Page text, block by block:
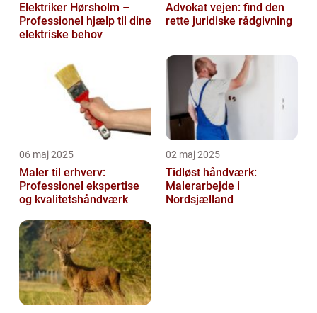
Elektriker Hørsholm –
Professionel hjælp til dine
elektriske behov
Advokat vejen: find den
rette juridiske rådgivning
06 maj 2025
Maler til erhverv:
Professionel ekspertise
og kvalitetshåndværk
02 maj 2025
Tidløst håndværk:
Malerarbejde i
Nordsjælland